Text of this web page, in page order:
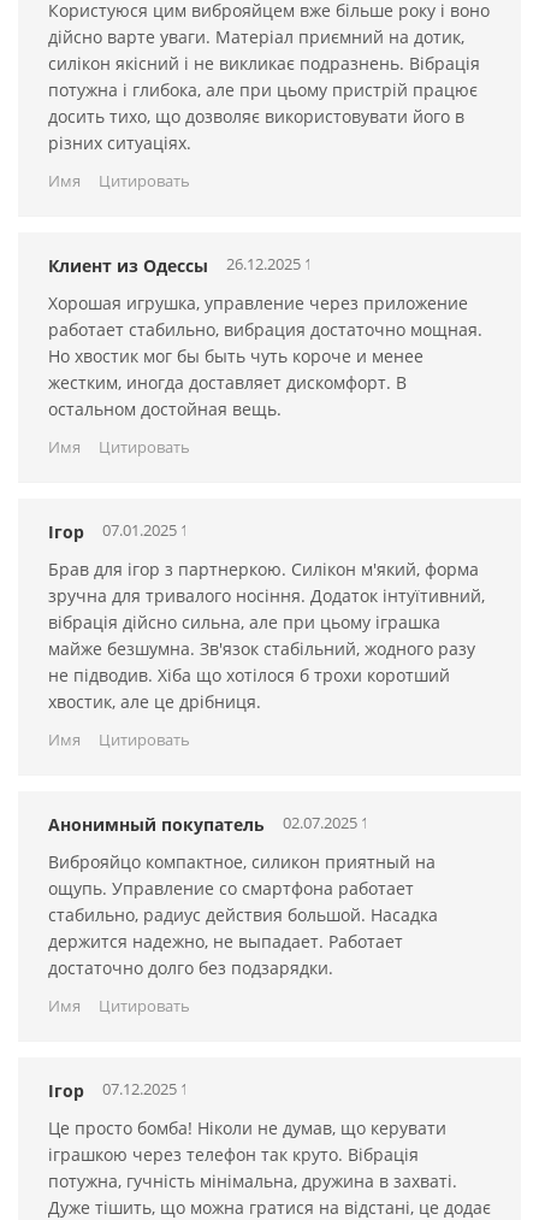
вашими оргазмами издалека! В приложение есть
встроенный чат, поэтому вы сможете общаться при
удаленном использовании.
Lovense Lush2 можно настроить таким образом, что он
функция популярна среди девушек-моделей и посетителей
Виброяйцо можно использовать и без смартфона, в таком
случае управление осуществляется кнопкой на "хвостике":
доступно 3 режима с разной интенсивностью и 4
пульсирующие программы.
Особенности:
Уникальная форма обеспечивает полноценную
смартфона
Расстояние между партнерами не играет роли, с любой
точки планеты ваш партнер может управлять игрушкой
Использование на всех популярных CAM-сайтах
Длина - 7 см
Диаметр - 3,5 см
Антенна - 14 см
1,5 часа зарядки обеспечивают 2 часа полноценной
работы
100% водонепроницаемый
Материал - силикон премиум-класса.
Користуюся цим виброяйцем вже більше року і воно
дійсно варте уваги. Матеріал приємний на дотик,
силікон якісний і не викликає подразнень. Вібрація
потужна і глибока, але при цьому пристрій працює
досить тихо, що дозволяє використовувати його в
різних ситуаціях.
Имя Цитировать
Клиент из Одессы 26.12.2025 15:04:12
Хорошая игрушка, управление через приложение
работает стабильно, вибрация достаточно мощная.
Но хвостик мог бы быть чуть короче и менее
жестким, иногда доставляет дискомфорт. В
остальном достойная вещь.
Имя Цитировать
Ігор 07.01.2025 13:07:05
Брав для ігор з партнеркою. Силікон м'який, форма
зручна для тривалого носіння. Додаток інтуїтивний,
вібрація дійсно сильна, але при цьому іграшка
майже безшумна. Зв'язок стабільний, жодного разу
не підводив. Хіба що хотілося б трохи коротший
хвостик, але це дрібниця.
Имя Цитировать
Анонимный покупатель 02.07.2025 14:07:05
Виброяйцо компактное, силикон приятный на
ощупь. Управление со смартфона работает
стабильно, радиус действия большой. Насадка
держится надежно, не выпадает. Работает
достаточно долго без подзарядки.
Имя Цитировать
Ігор 07.12.2025 13:07:04
Це просто бомба! Ніколи не думав, що керувати
іграшкою через телефон так круто. Вібрація
потужна, гучність мінімальна, дружина в захваті.
Дуже тішить, що можна гратися на відстані, це додає